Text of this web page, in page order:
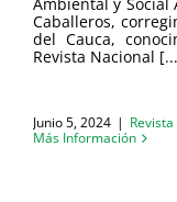
Ambiental y Social
Caballeros,
del Cauca,
Revista Nacional
Junio 5, 2024 |
Más Información